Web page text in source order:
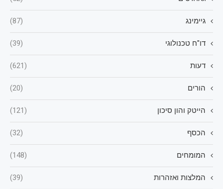
גיימינג (87)
דו"ח טכנולוגי (39)
דעות (621)
הורים (20)
הייטק והון סיכון (121)
הכסף (32)
המומחים (148)
המלצות ואזהרות (39)